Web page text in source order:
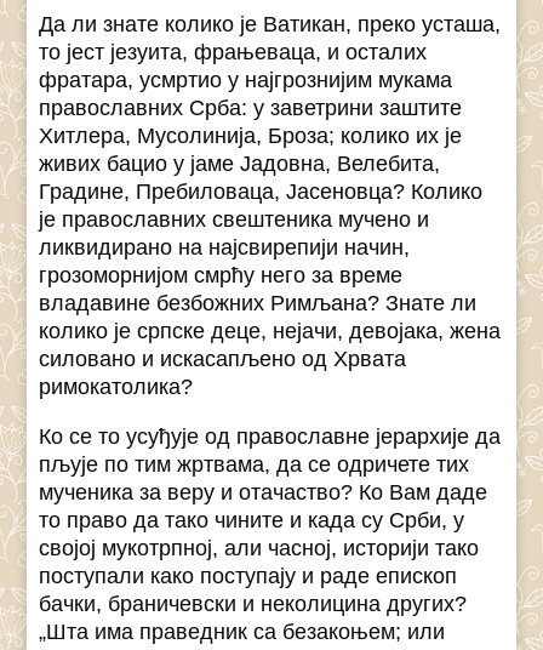
Да ли знате колико је Ватикан, преко усташа,
то јест језуита, фрањеваца, и осталих
фратара, усмртио у најгрознијим мукама
православних Срба: у заветрини заштите
Хитлера, Мусолинија, Броза; колико их је
живих бацио у јаме Јадовна, Велебита,
Градине, Пребиловаца, Јасеновца? Колико
је православних свештеника мучено и
ликвидирано на најсвирепији начин,
грозоморнијом смрћу него за време
владавине безбожних Римљана? Знате ли
колико је српске деце, нејачи, девојака, жена
силовано и искасапљено од Хрвата
римокатолика?
Ко се то усуђује од православне јерархије да
пљује по тим жртвама, да се одричете тих
мученика за веру и отачаство? Ко Вам даде
то право да тако чините и када су Срби, у
својој мукотрпној, али часној, историји тако
поступали како поступају и раде епископ
бачки, браничевски и неколицина других?
„Шта има праведник са безакоњем; или